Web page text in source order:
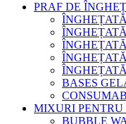
PRAF DE
BASES
MIXURI PENTRU
BUBBLE